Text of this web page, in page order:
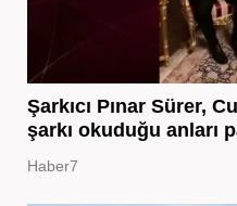
Şarkıcı Pınar Sürer,
şarkı okuduğu anları
Haber7